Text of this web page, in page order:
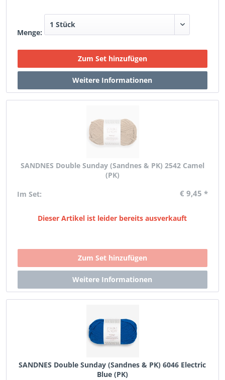
Menge:
SANDNES Double Sunday (Sandnes & PK) 2542 Camel
(PK)
Im Set:
€ 9,45 *
Dieser Artikel ist leider bereits ausverkauft
SANDNES Double Sunday (Sandnes & PK) 6046 Electric
Blue (PK)